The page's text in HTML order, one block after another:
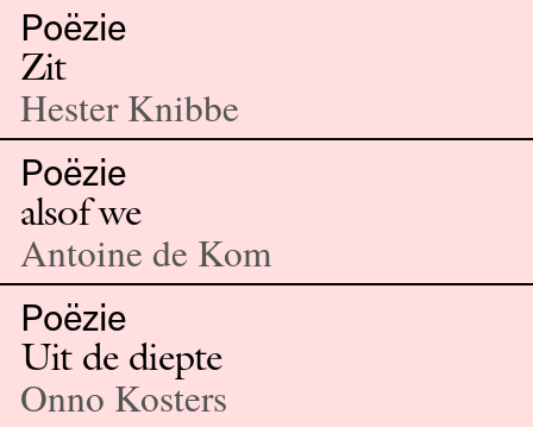
Poëzie
Zit
Hester Knibbe
Poëzie
alsof we
Antoine de Kom
Poëzie
Uit de diepte
Onno Kosters